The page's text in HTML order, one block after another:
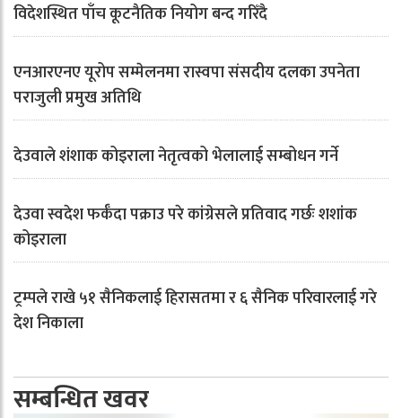
विदेशस्थित पाँच कूटनैतिक नियोग बन्द गरिँदै
एनआरएनए यूरोप सम्मेलनमा रास्वपा संसदीय दलका उपनेता
पराजुली प्रमुख अतिथि
देउवाले शंशाक कोइराला नेतृत्वको भेलालाई सम्बोधन गर्ने
देउवा स्वदेश फर्कँदा पक्राउ परे कांग्रेसले प्रतिवाद गर्छः शशांक
कोइराला
ट्रम्पले राखे ५१ सैनिकलाई हिरासतमा र ६ सैनिक परिवारलाई गरे
देश निकाला
सम्बन्धित खवर